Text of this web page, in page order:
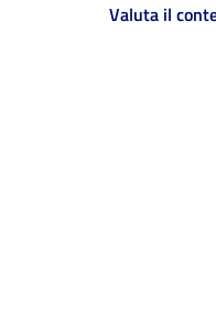
Valuta il